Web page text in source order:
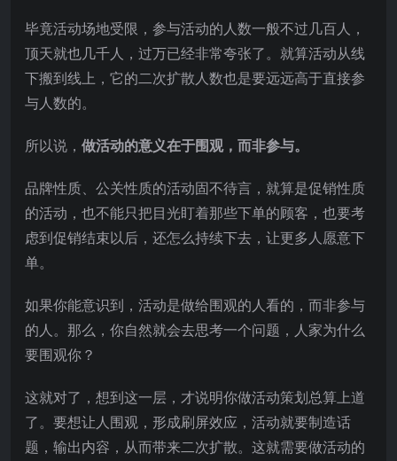
毕竟活动场地受限，参与活动的人数一般不过几百人，
顶天就也几千人，过万已经非常夸张了。就算活动从线
下搬到线上，它的二次扩散人数也是要远远高于直接参
与人数的。
所以说， 做活动的意义在于围观，而非参与。
品牌性质、公关性质的活动固不待言，就算是促销性质
的活动，也不能只把目光盯着那些下单的顾客，也要考
虑到促销结束以后，还怎么持续下去，让更多人愿意下
单。
如果你能意识到，活动是做给围观的人看的，而非参与
的人。那么，你自然就会去思考一个问题，人家为什么
要围观你？
这就对了，想到这一层，才说明你做活动策划总算上道
了。要想让人围观，形成刷屏效应，活动就要制造话
题，输出内容，从而带来二次扩散。这就需要做活动的